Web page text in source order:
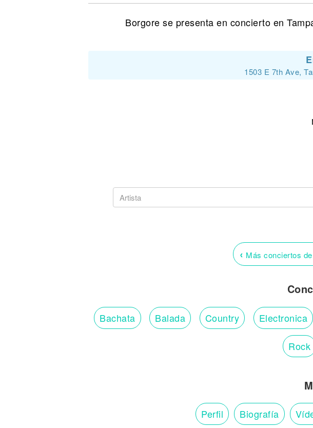
Borgore se presenta en concierto en
1503 E 7th Ave,
‹ Más conciertos
Bachata Balada Country Electronica
Rock
Perfil Biografía